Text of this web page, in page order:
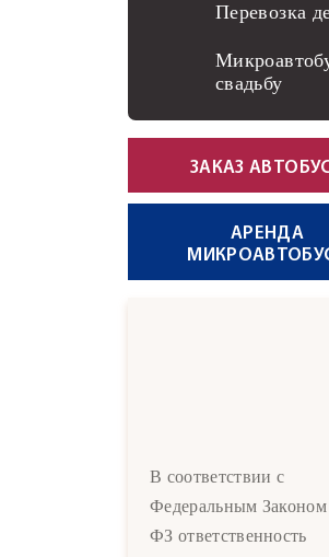
Перевозка
свадьбу
ЗАКАЗ
АРЕНДА
В соответствии с
Федеральным
ФЗ ответственность